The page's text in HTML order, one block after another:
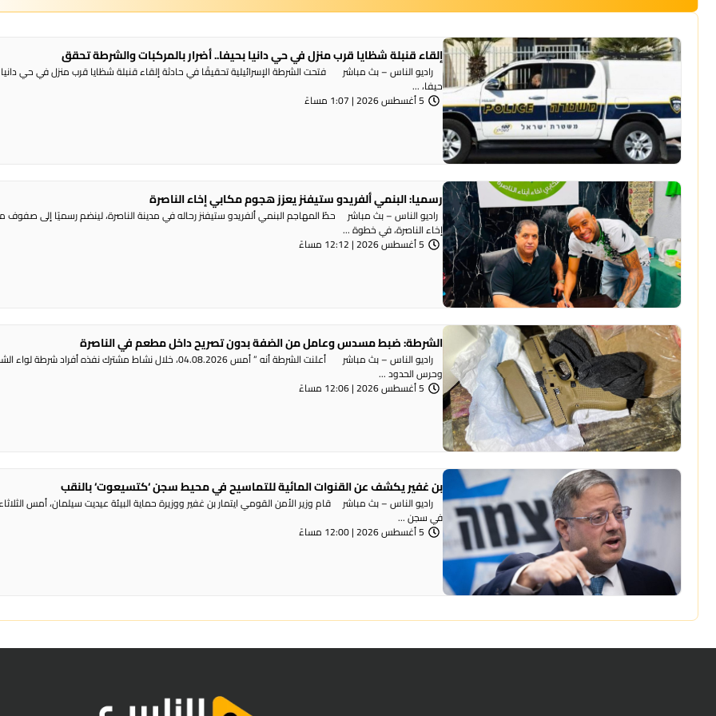
إلقاء قنبلة شظايا قرب منزل في حي دانيا بحيفا.. أضرار بالمركبات والشرطة تحقق
راديو الناس – بث مباشر فتحت الشرطة الإسرائيلية تحقيقًا في حادثة إلقاء قنبلة شظايا قرب منزل في حي دانيا
حيفا، ...
5 أغسطس 2026 | 1:07 مساءً
رسميا: البنمي ألفريدو ستيفنز يعزز هجوم مكابي إخاء الناصرة
راديو الناس – بث مباشر حطّ المهاجم البنمي ألفريدو ستيفنز رحاله في مدينة الناصرة، لينضم رسميًا إلى صفوف
إخاء الناصرة، في خطوة ...
5 أغسطس 2026 | 12:12 مساءً
الشرطة: ضبط مسدس وعامل من الضفة بدون تصريح داخل مطعم في الناصرة
راديو الناس – بث مباشر أعلنت الشرطة أنه ” أمس 04.08.2026، خلال نشاط مشترك نفذه أفراد شرطة
وحرس الحدود ...
5 أغسطس 2026 | 12:06 مساءً
بن غفير يكشف عن القنوات المائية للتماسيح في محيط سجن ‘كتسيعوت‘ بالنقب
راديو الناس – بث مباشر قام وزير الأمن القومي ايتمار بن غفير ووزيرة حماية البيئة عيديت سيلمان، أمس
في سجن ...
5 أغسطس 2026 | 12:00 مساءً